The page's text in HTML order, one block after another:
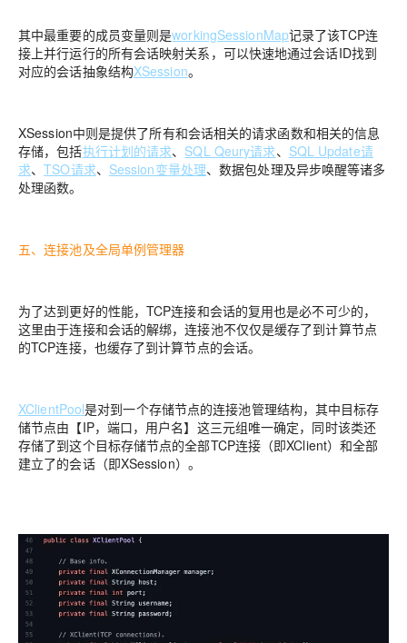
其中最重要的成员变量则是workingSessionMap记录了该TCP连
接上并行运行的所有会话映射关系，可以快速地通过会话ID找到
对应的会话抽象结构XSession。
XSession中则是提供了所有和会话相关的请求函数和相关的信息
存储，包括执行计划的请求、 SQL Qeury请求、 SQL Update请
求、TSO请求、 Session变量处理、数据包处理及异步唤醒等诸多
处理函数。
五、连接池及全局单例管理器
为了达到更好的性能，TCP连接和会话的复用也是必不可少的，
这里由于连接和会话的解绑，连接池不仅仅是缓存了到计算节点
的TCP连接，也缓存了到计算节点的会话。
XClientPool是对到一个存储节点的连接池管理结构，其中目标存
储节点由【IP，端口，用户名】这三元组唯一确定，同时该类还
存储了到这个目标存储节点的全部TCP连接（即XClient）和全部
建立了的会话（即XSession）。